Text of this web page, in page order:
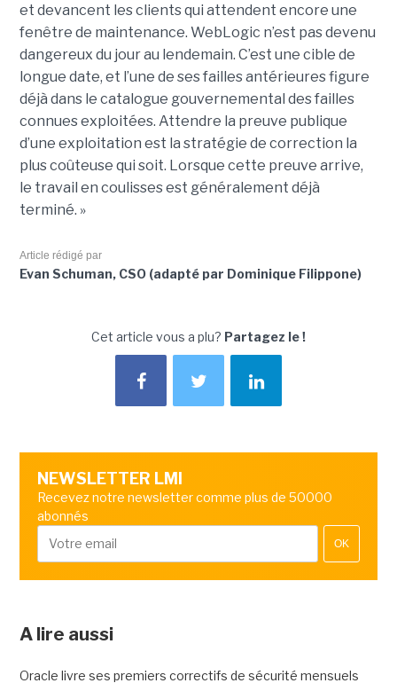
et devancent les clients qui attendent encore une
fenêtre de maintenance. WebLogic n’est pas devenu
dangereux du jour au lendemain. C’est une cible de
longue date, et l’une de ses failles antérieures figure
déjà dans le catalogue gouvernemental des failles
connues exploitées. Attendre la preuve publique
d’une exploitation est la stratégie de correction la
plus coûteuse qui soit. Lorsque cette preuve arrive,
le travail en coulisses est généralement déjà
terminé. »
Article rédigé par
Evan Schuman, CSO (adapté par Dominique Filippone)
Cet article vous a plu? Partagez le !
NEWSLETTER LMI
Recevez notre newsletter comme plus de 50000
abonnés
OK
A lire aussi
Oracle livre ses premiers correctifs de sécurité mensuels